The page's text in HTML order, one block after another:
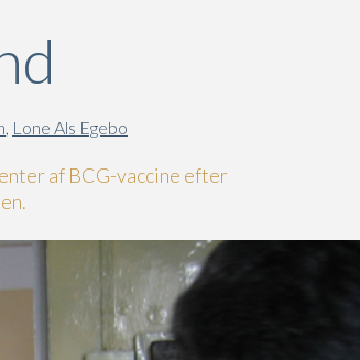
, Lone Als Egebo
af BCG-vaccine efter